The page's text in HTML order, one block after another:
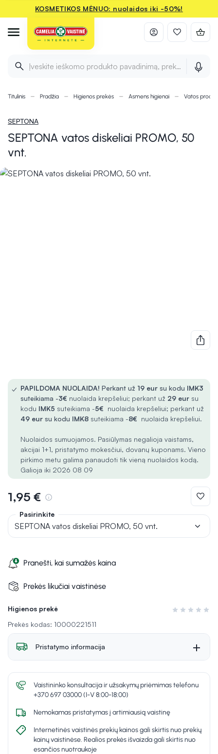
KOSMETIKOS MĖNUO: nuolaidos iki -50%!
Įveskite ieškomo produkto pavadinimą, prekės ženklą ir
Titulinis Pradžia Higienos prekės Asmens higienai Vatos
SEPTONA
SEPTONA vatos diskeliai PROMO, 50
vnt.
Higienos prekė
Įvertinimas 0
Prekės kodas: 10000221511
✓ PAPILDOMA NUOLAIDA! Perkant už 19 eur su kodu IMK3
suteikiama -3€ nuolaida krepšeliui; perkant už 29 eur su
kodu IMK5 suteikiama -5€ nuolaida krepšeliui; perkant už
49 eur su kodu IMK8 suteikiama -8€ nuolaida krepšeliui.
Nuolaidos sumuojamos. Pasiūlymas negalioja vaistams,
akcijai 1+1, pristatymo mokesčiui, dovanų kuponams. Vieno
pirkimo metu galima panaudoti tik vieną nuolaidos kodą.
Galioja iki 2026 08 09
1,95 €
Pranešti, kai sumažės kaina
Prekės likučiai vaistinėse
Pasirinkite
SEPTONA vatos diskeliai PROMO, 50 vnt.
Pristatymo informacija
Vaistininko konsultacija ir užsakymų priėmimas telefonu
+370 697 03000 (I-V 8:00-18:00)
Nemokamas pristatymas į artimiausią vaistinę
Internetinės vaistinės prekių kainos gali skirtis nuo prekių
kainų vaistinėse. Realios prekės išvaizda gali skirtis nuo
esančios nuotraukoje